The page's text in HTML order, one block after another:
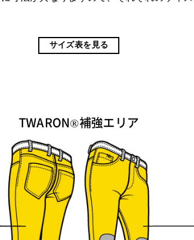
サイズ表を見る
TWARON®補強エリア